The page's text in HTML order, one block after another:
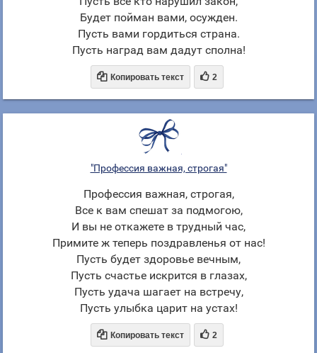
Будет пойман вами, осужден.
Пусть вами гордиться страна.
Пусть наград вам дадут сполна!
 Копировать текст  2
"Профессия важная, строгая"
Профессия важная, строгая,
Все к вам спешат за подмогою,
И вы не откажете в трудный час,
Примите ж теперь поздравленья от нас!
Пусть будет здоровье вечным,
Пусть счастье искрится в глазах,
Пусть удача шагает на встречу,
Пусть улыбка царит на устах!
 Копировать текст  2